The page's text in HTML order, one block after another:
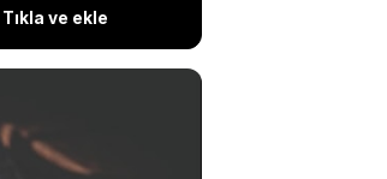
ve ekle